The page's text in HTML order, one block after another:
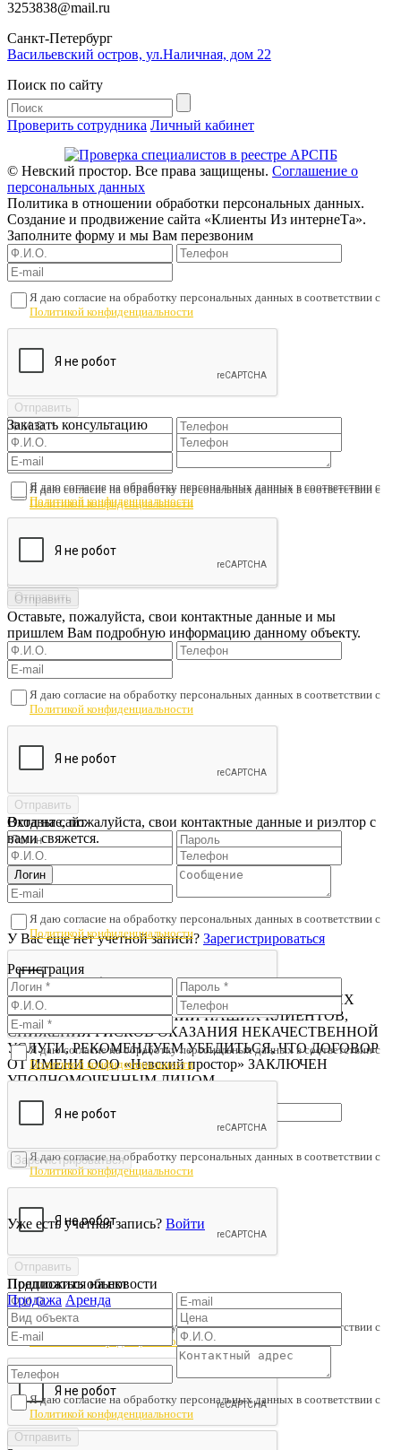
3253838@mail.ru
Cанкт-Петербург
Васильевский остров, ул.Наличная, дом 22
Поиск по сайту
Проверить сотрудника Личный кабинет
© Невский простор. Все права защищены. Соглашение о
персональных данных
Политика в отношении обработки персональных данных.
Создание и продвижение сайта «Клиенты Из интернеТа».
Заполните форму и мы Вам перезвоним
Я даю согласие на обработку персональных данных в соответствии с
Политикой конфиденциальности
Заказать консультацию
Я даю согласие на обработку персональных данных в соответствии с
Политикой конфиденциальности
Я даю согласие на обработку персональных данных в соответствии с
Политикой конфиденциальности
Оставьте, пожалуйста, свои контактные данные и мы
пришлем Вам подробную информацию данному объекту.
Я даю согласие на обработку персональных данных в соответствии с
Политикой конфиденциальности
Оставьте, пожалуйста, свои контактные данные и риэлтор с
вами свяжется.
Я даю согласие на обработку персональных данных в соответствии с
Политикой конфиденциальности
Вход на сайт
У Вас еще нет учетной записи? Зарегистрироваться
Регистрация
Я даю согласие на обработку персональных данных в соответствии с
Политикой конфиденциальности
Уже есть учетная запись? Войти
Проверьте подписанный договор
В ЦЕЛЯХ ПРЕДОТВРАЩЕНИЯ МОШЕННИЧЕСКИХ
ДЕЙСТВИЙ В ОТНОШЕНИИ НАШИХ КЛИЕНТОВ,
СНИЖЕНИЯ РИСКОВ ОКАЗАНИЯ НЕКАЧЕСТВЕННОЙ
УСЛУГИ, РЕКОМЕНДУЕМ УБЕДИТЬСЯ, ЧТО ДОГОВОР
ОТ ИМЕНИ ООО «Невский простор» ЗАКЛЮЧЕН
УПОЛНОМОЧЕННЫМ ЛИЦОМ.
Я даю согласие на обработку персональных данных в соответствии с
Политикой конфиденциальности
Предложить объект
Продажа Аренда
Я даю согласие на обработку персональных данных в соответствии с
Политикой конфиденциальности
Подписаться на новости
Я даю согласие на обработку персональных данных в соответствии с
Политикой конфиденциальности